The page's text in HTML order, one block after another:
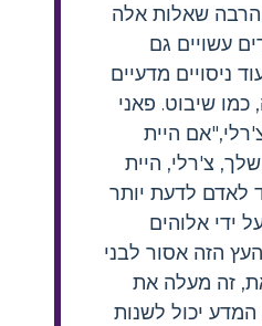
שאלות אלה
עשויים גם
ניסויים מדעיים
שיבוט. פאני
היית
צ'רלי, היית
לאדם לדעת יותר
ידי אלוהים
הזה אסור לבני
זה מעלה את
יכול לשנות